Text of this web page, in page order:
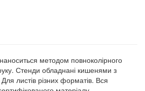
методом повноколірного
Стенди обладнані кишенями з
листів різних форматів. Вся